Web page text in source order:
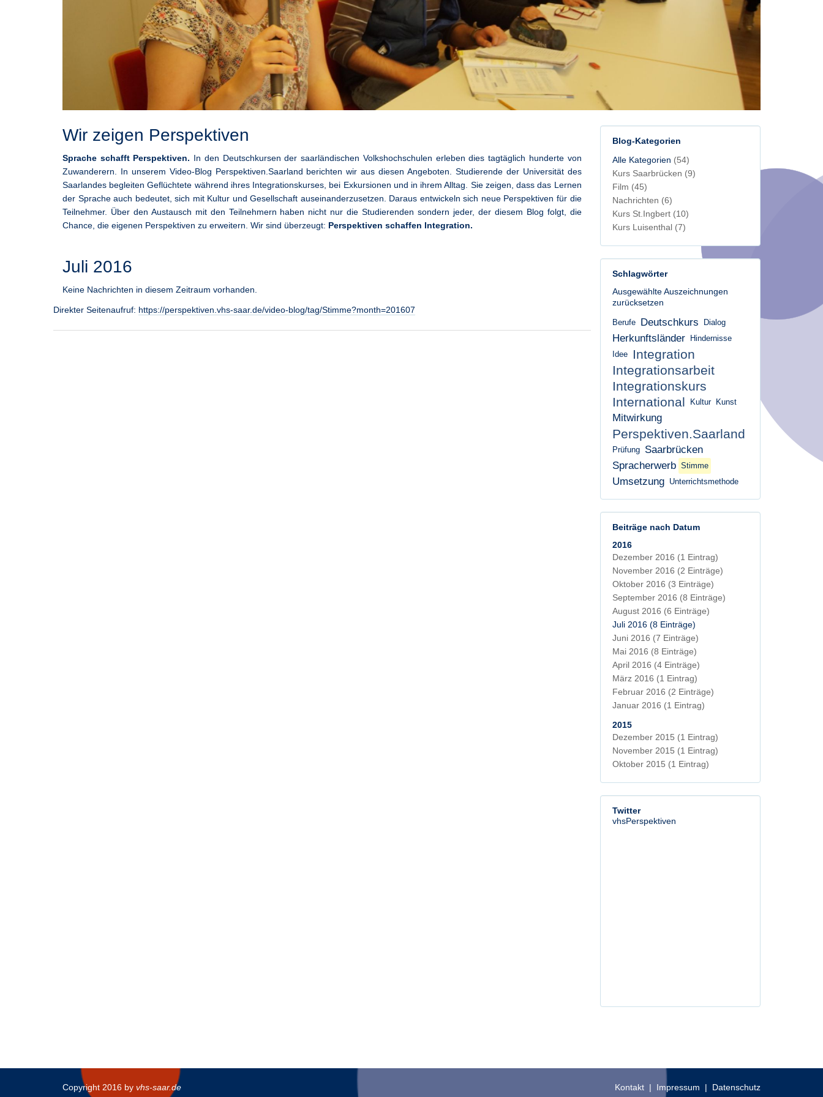
Wir zeigen Perspektiven
Sprache schafft Perspektiven. In den Deutschkursen der saarländischen Volkshochschulen erleben dies tagtäglich hunderte von
Zuwanderern. In unserem Video-Blog Perspektiven.Saarland berichten wir aus diesen Angeboten. Studierende der Universität des
Saarlandes begleiten Geflüchtete während ihres Integrationskurses, bei Exkursionen und in ihrem Alltag. Sie zeigen, dass das Lernen
der Sprache auch bedeutet, sich mit Kultur und Gesellschaft auseinanderzusetzen. Daraus entwickeln sich neue Perspektiven für die
Teilnehmer. Über den Austausch mit den Teilnehmern haben nicht nur die Studierenden sondern jeder, der diesem Blog folgt, die
Chance, die eigenen Perspektiven zu erweitern. Wir sind überzeugt: Perspektiven schaffen Integration.
Juli 2016
Keine Nachrichten in diesem Zeitraum vorhanden.
Direkter Seitenaufruf: https://perspektiven.vhs-saar.de/video-blog/tag/Stimme?month=201607
Blog-Kategorien
Alle Kategorien (54)
Kurs Saarbrücken (9)
Film (45)
Nachrichten (6)
Kurs St.Ingbert (10)
Kurs Luisenthal (7)
Schlagwörter
Ausgewählte Auszeichnungen
zurücksetzen
Berufe Deutschkurs Dialog
Herkunftsländer
Hindernisse
Idee
Integration
Integrationsarbeit
Integrationskurs
International
Kultur Kunst
Mitwirkung
Perspektiven.Saarland
Prüfung
Saarbrücken
Spracherwerb
Stimme
Umsetzung Unterrichtsmethode
Beiträge nach Datum
2016
Dezember 2016 (1 Eintrag)
November 2016 (2 Einträge)
Oktober 2016 (3 Einträge)
September 2016 (8 Einträge)
August 2016 (6 Einträge)
Juli 2016 (8 Einträge)
Juni 2016 (7 Einträge)
Mai 2016 (8 Einträge)
April 2016 (4 Einträge)
März 2016 (1 Eintrag)
Februar 2016 (2 Einträge)
Januar 2016 (1 Eintrag)
2015
Dezember 2015 (1 Eintrag)
November 2015 (1 Eintrag)
Oktober 2015 (1 Eintrag)
Twitter
vhsPerspektiven
Copyright 2016 by vhs-saar.de Kontakt | Impressum | Datenschutz